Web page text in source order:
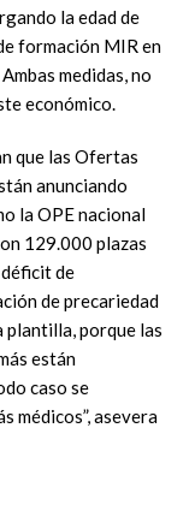
la edad de
formación MIR en
medidas, no
económico.
que las Ofertas
anunciando
la OPE nacional
129.000 plazas
de
de precariedad
plantilla, porque las
están
caso se
médicos”, asevera